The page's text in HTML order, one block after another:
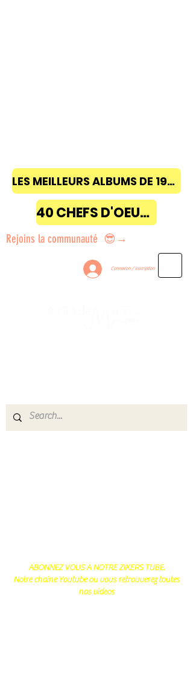
LES MEILLEURS ALBUMS DE 1968 à 2018
40 CHEFS D'OEUVRE
Rejoins la communauté 😎→
Connexion / Inscription
ABONNEZ VOUS A NOTRE ZIKERS TUBE.
Notre chaine Youtube ou vous retrouverez toutes
nos videos